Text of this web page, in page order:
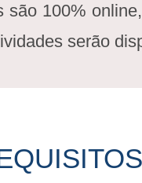
são 100%
serão